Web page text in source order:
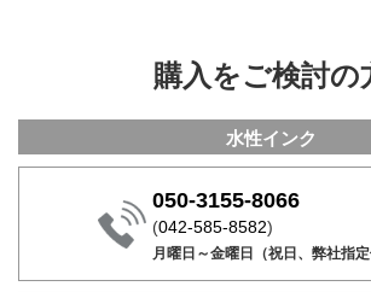
購入をご検討の
水性インク
050-3155-8066
(042-585-8582)
月曜日～金曜日（祝日、弊社指定